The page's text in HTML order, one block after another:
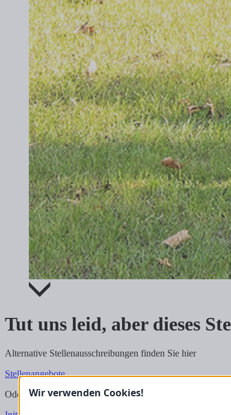
Tut uns leid, aber dieses
Alternative Stellenausschreibungen finden Sie hier
Stellenangebote
Oder schicken Sie uns hier direkt Ihre
Wir verwenden Cookies!